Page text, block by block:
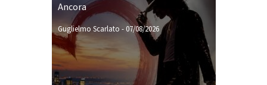
Ancora
Guglielmo Scarlato -07/08/2026